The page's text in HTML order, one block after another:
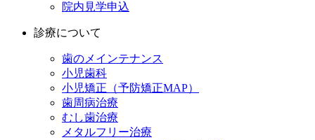
院内見学申込
診療について
歯のメインテナンス
小児歯科
小児矯正（予防矯正MAP）
歯周病治療
むし歯治療
メタルフリー治療